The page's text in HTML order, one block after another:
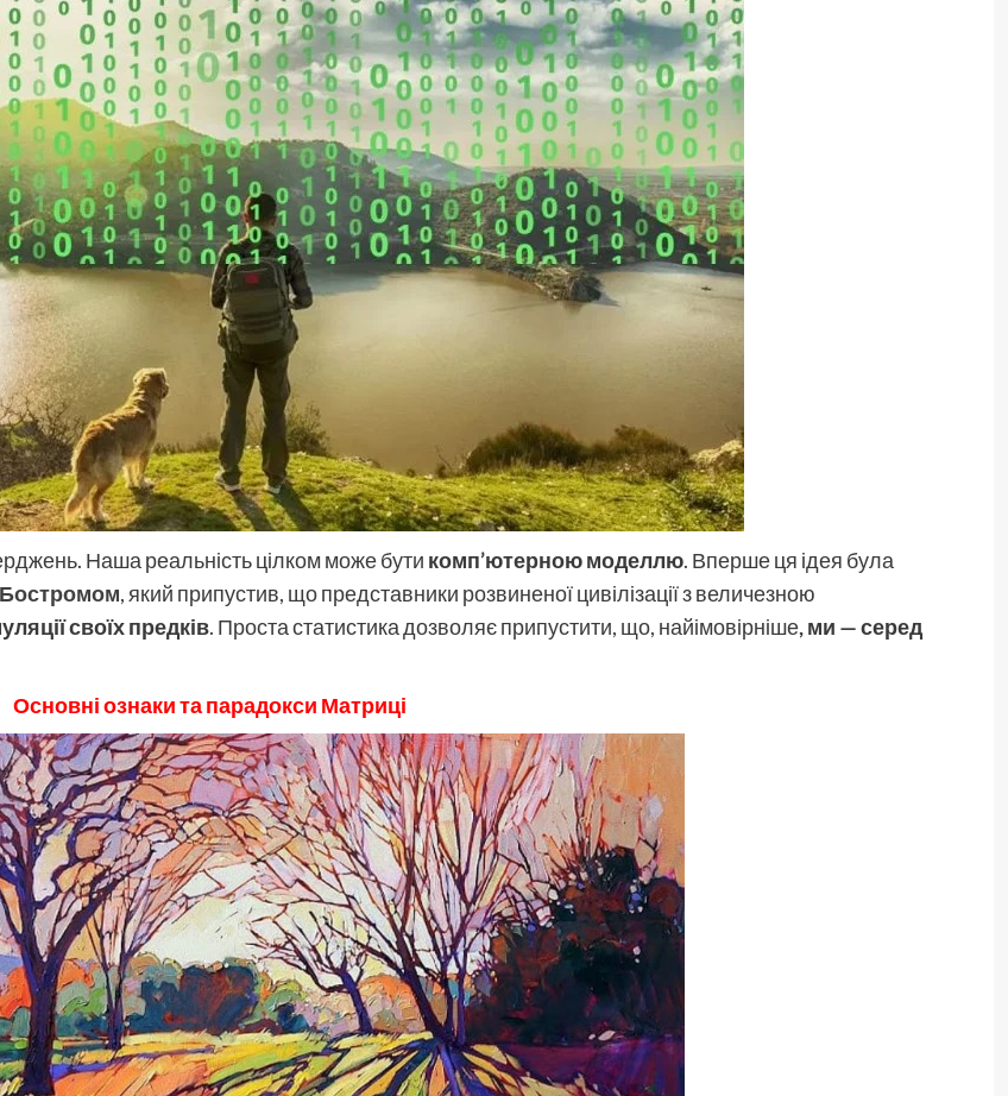
Наша реальність цілком може бути комп’ютерною моделлю. Вперше ця ідея була
, який припустив, що представники розвиненої цивілізації з величезною
своїх предків. Проста статистика дозволяє припустити, що, найімовірніше, ми — серед
Основні ознаки та парадокси Матриці